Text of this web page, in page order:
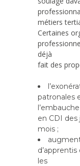
métiers
Certaines
déjà
fait des
patronales
l’embauche
en CDI
mois ;
les